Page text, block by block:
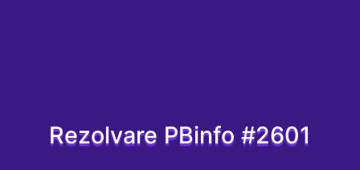
Rezolvare PBinfo #2601